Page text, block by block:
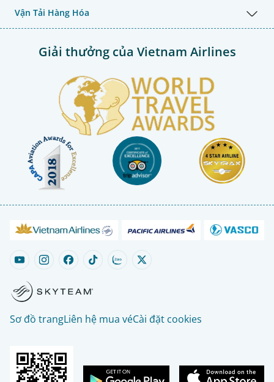
Vận Tải Hàng Hóa
Giải thưởng của Vietnam Airlines
Sơ đồ trangLiên hệ mua véCài đặt cookies